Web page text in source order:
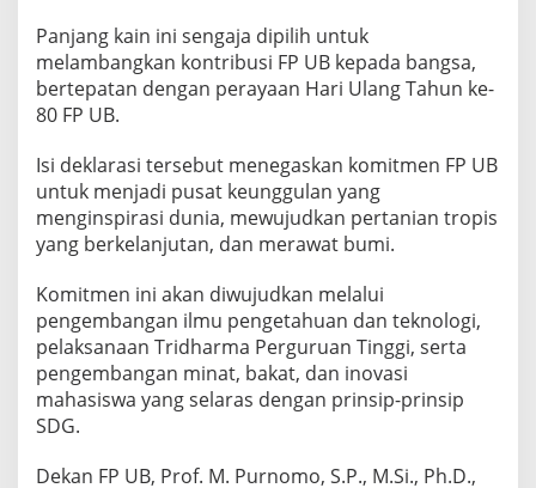
D
G
s
Panjang kain ini sengaja dipilih untuk
melambangkan kontribusi FP UB kepada bangsa,
bertepatan dengan perayaan Hari Ulang Tahun ke-
80 FP UB.
Isi deklarasi tersebut menegaskan komitmen FP UB
untuk menjadi pusat keunggulan yang
menginspirasi dunia, mewujudkan pertanian tropis
yang berkelanjutan, dan merawat bumi.
Komitmen ini akan diwujudkan melalui
pengembangan ilmu pengetahuan dan teknologi,
pelaksanaan Tridharma Perguruan Tinggi, serta
pengembangan minat, bakat, dan inovasi
mahasiswa yang selaras dengan prinsip-prinsip
SDG.
Dekan FP UB, Prof. M. Purnomo, S.P., M.Si., Ph.D.,